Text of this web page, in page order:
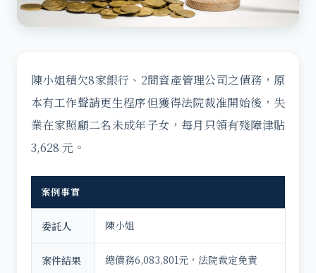
陳小姐積欠8家銀行、2間資產管理公司之債務，原
本有工作聲請更生程序但獲得法院裁准開始後，失
業在家照顧二名未成年子女，每月只領有殘障津貼
3,628 元。
案例事實
委託人 陳小姐
案件結果 總債務6,083,801元，法院裁定免責